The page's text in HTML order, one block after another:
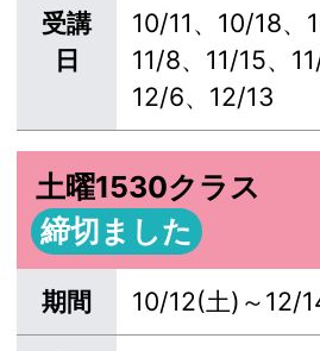
受講
日
10/11、10/18、
11/8、11/15、
12/6、12/13
土曜1530クラス
締切ました
期間 10/12(土)～12/